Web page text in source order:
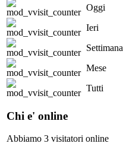
Oggi
Ieri
Settimana
Mese
Tutti
Chi e' online
Abbiamo 3 visitatori online